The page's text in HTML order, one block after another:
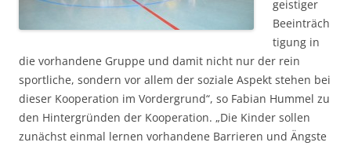
geistiger
Beeinträch
tigung in
die vorhandene Gruppe und damit nicht nur der rein
sportliche, sondern vor allem der soziale Aspekt stehen bei
dieser Kooperation im Vordergrund“, so Fabian Hummel zu
den Hintergründen der Kooperation. „Die Kinder sollen
zunächst einmal lernen vorhandene Barrieren und Ängste